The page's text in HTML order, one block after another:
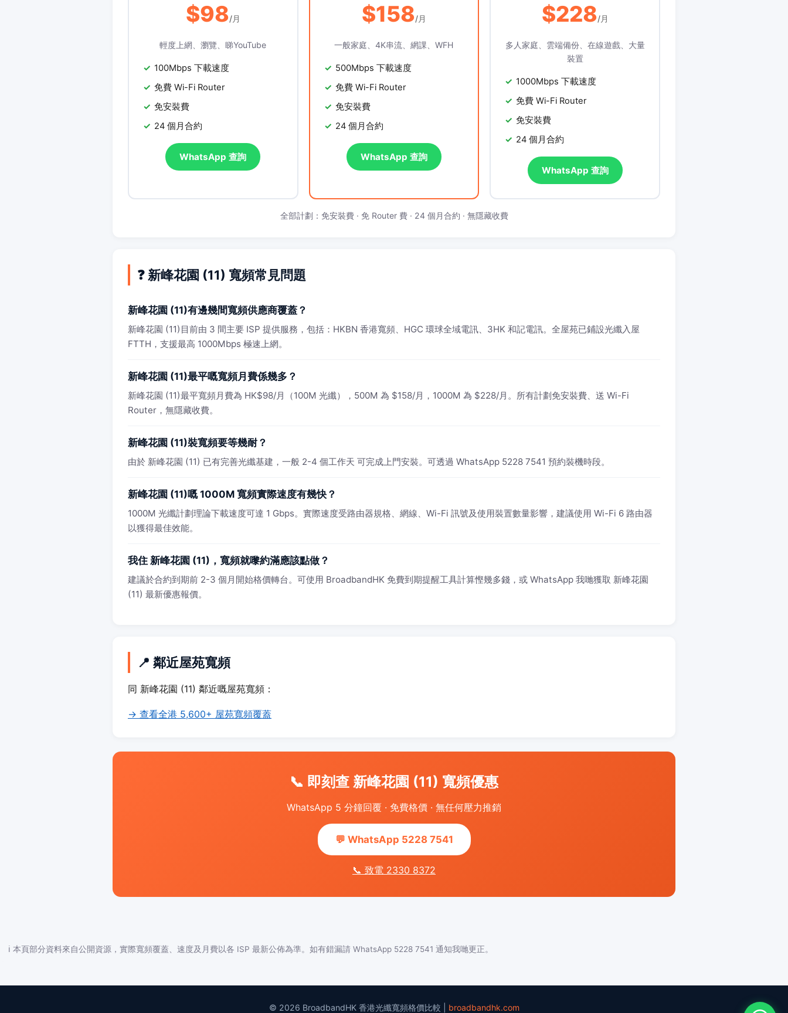
$98/月
輕度上網、瀏覽、睇YouTube
100Mbps 下載速度
免費 Wi-Fi Router
免安裝費
24 個月合約
WhatsApp 查詢
$158/月
一般家庭、4K串流、網課、WFH
500Mbps 下載速度
免費 Wi-Fi Router
免安裝費
24 個月合約
WhatsApp 查詢
$228/月
多人家庭、雲端備份、在線遊戲、大量
裝置
1000Mbps 下載速度
免費 Wi-Fi Router
免安裝費
24 個月合約
WhatsApp 查詢
全部計劃：免安裝費 · 免 Router 費 · 24 個月合約 · 無隱藏收費
❓ 新峰花園 (11) 寬頻常見問題
新峰花園 (11)有邊幾間寬頻供應商覆蓋？
新峰花園 (11)目前由 3 間主要 ISP 提供服務，包括：HKBN 香港寬頻、HGC 環球全域電訊、3HK 和記電訊。全屋苑已鋪設光纖入屋
FTTH，支援最高 1000Mbps 極速上網。
新峰花園 (11)最平嘅寬頻月費係幾多？
新峰花園 (11)最平寬頻月費為 HK$98/月（100M 光纖），500M 為 $158/月，1000M 為 $228/月。所有計劃免安裝費、送 Wi-Fi
Router，無隱藏收費。
新峰花園 (11)裝寬頻要等幾耐？
由於 新峰花園 (11) 已有完善光纖基建，一般 2-4 個工作天 可完成上門安裝。可透過 WhatsApp 5228 7541 預約裝機時段。
新峰花園 (11)嘅 1000M 寬頻實際速度有幾快？
1000M 光纖計劃理論下載速度可達 1 Gbps。實際速度受路由器規格、網線、Wi-Fi 訊號及使用裝置數量影響，建議使用 Wi-Fi 6 路由器
以獲得最佳效能。
我住 新峰花園 (11)，寬頻就嚟約滿應該點做？
建議於合約到期前 2-3 個月開始格價轉台。可使用 BroadbandHK 免費到期提醒工具計算慳幾多錢，或 WhatsApp 我哋獲取 新峰花園
(11) 最新優惠報價。
📍 鄰近屋苑寬頻
同 新峰花園 (11) 鄰近嘅屋苑寬頻：
→ 查看全港 5,600+ 屋苑寬頻覆蓋
📞 即刻查 新峰花園 (11) 寬頻優惠
WhatsApp 5 分鐘回覆 · 免費格價 · 無任何壓力推銷
💬 WhatsApp 5228 7541
📞 致電 2330 8372
ℹ️ 本頁部分資料來自公開資源，實際寬頻覆蓋、速度及月費以各 ISP 最新公佈為準。如有錯漏請 WhatsApp 5228 7541 通知我哋更正。
© 2026 BroadbandHK 香港光纖寬頻格價比較 | broadbandhk.com